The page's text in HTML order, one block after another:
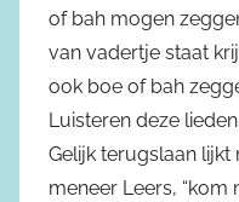
of bah mogen
van vadertje staat
ook boe of bah
Luisteren deze
Gelijk terugslaan lijkt
meneer Leers, “kom